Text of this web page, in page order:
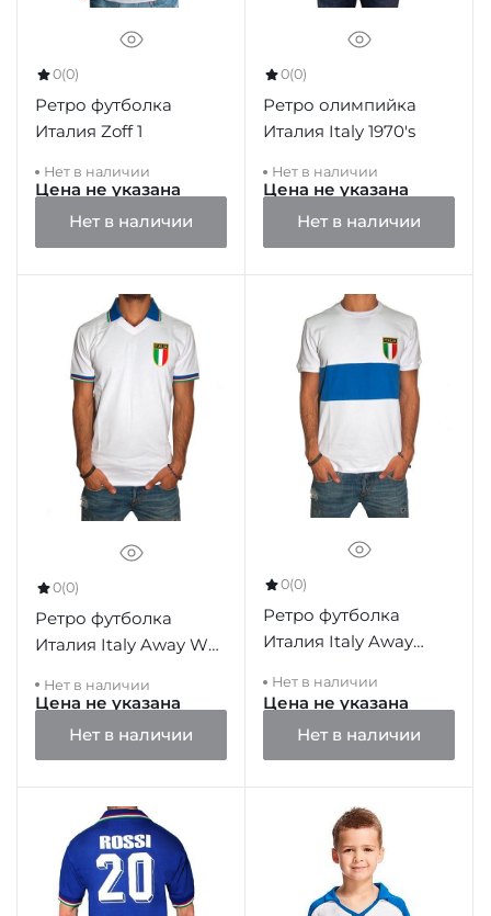
0(0)
Ретро футболка
Италия Zoff 1
Нет в наличии
Цена не указана
Нет в наличии
0(0)
Ретро олимпийка
Италия Italy 1970's
Нет в наличии
Цена не указана
Нет в наличии
0(0)
Ретро футболка
Италия Italy Away WC
Нет в наличии
Цена не указана
Нет в наличии
0(0)
Ретро футболка
Италия Italy Away
Нет в наличии
Цена не указана
Нет в наличии